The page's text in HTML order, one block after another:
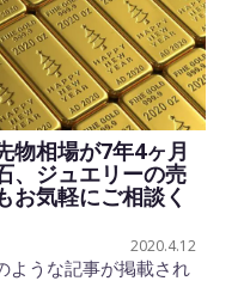
物相場が7年4ヶ月
、ジュエリーの売
お気軽にご相談く
2020.4.12
ような記事が掲載され